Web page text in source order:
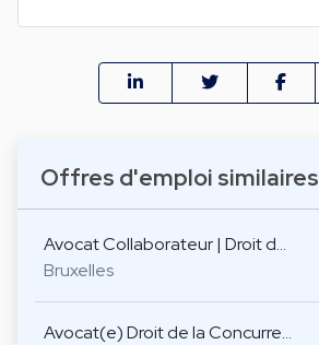
Offres d'emploi similaires
Avocat Collaborateur | Droit d…
Bruxelles
Avocat(e) Droit de la Concurre…